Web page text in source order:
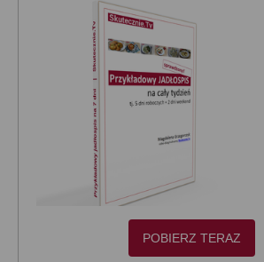
POBIERZ TERAZ